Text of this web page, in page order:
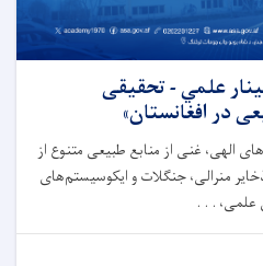
علمي - تحقیقی
در افغانستان»
الهی، غنی از منابع طبیعی متنوع از
منرالی، جنگلات و ايکوسیستم‌های
علمی، . . .